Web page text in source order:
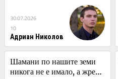
30.07.2026
10
Адриан Николов
Шамани по нашите земи
никога не е имало, а жреци